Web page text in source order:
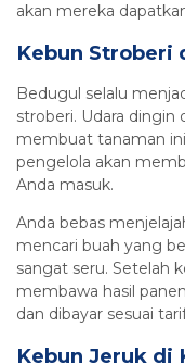
akan mereka
Kebun Stroberi
Bedugul selalu
stroberi. Udara dingin
membuat tanaman
pengelola akan
Anda masuk.
Anda bebas
mencari buah yang
sangat seru. Setelah
membawa hasil
dan dibayar sesuai
Kebun Jeruk di